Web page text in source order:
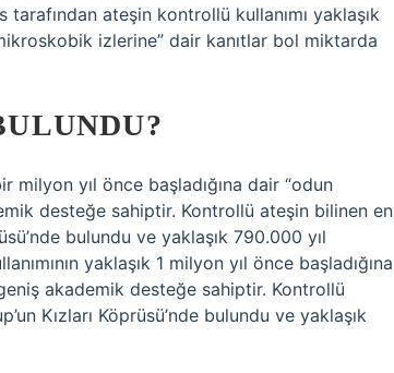
ateşin kontrollü kullanımı yaklaşık
izlerine” dair kanıtlar bol miktarda
milyon yıl önce başladığına dair “odun
desteğe sahiptir. Kontrollü ateşin bilinen en
bulundu ve yaklaşık 790.000 yıl
yaklaşık 1 milyon yıl önce başladığına
akademik desteğe sahiptir. Kontrollü
Kızları Köprüsü’nde bulundu ve yaklaşık